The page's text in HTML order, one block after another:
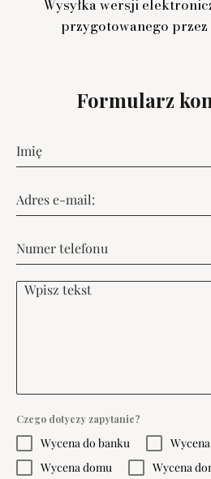
Wysyłka wersji
przygotowanego przez
Formularz
Czego dotyczy zapytanie?
Wycena do banku
Wycena domu
Wycena